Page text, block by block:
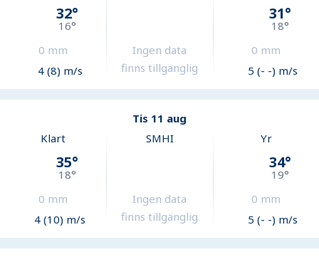
32°
16°
0 mm
4 (8) m/s
Ingen data
finns tillgänglig
31°
18°
0 mm
5 (- -) m/s
Tis 11 aug
Klart
35°
18°
0 mm
4 (10) m/s
SMHI
Ingen data
finns tillgänglig
Yr
34°
19°
0 mm
5 (- -) m/s